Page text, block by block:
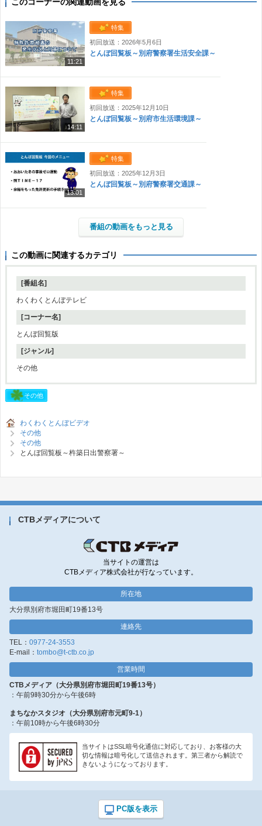
11:21
特集
初回放送：2026年5月6日
とんぼ回覧板～別府警察署生活安全課～
14:11
特集
初回放送：2025年12月10日
とんぼ回覧板～別府市生活環境課～
13:01
特集
初回放送：2025年12月3日
とんぼ回覧板～別府警察署交通課～
番組の動画をもっと見る
この動画に関連するカテゴリ
[番組名]
わくわくとんぼテレビ
[コーナー名]
とんぼ回覧版
[ジャンル]
その他
その他
わくわくとんぼビデオ
その他
その他
とんぼ回覧板～杵築日出警察署～
CTBメディアについて
当サイトの運営は
CTBメディア株式会社が行なっています。
所在地
大分県別府市堀田町19番13号
連絡先
TEL： 0977-24-3553
E-mail： tombo@t-ctb.co.jp
営業時間
CTBメディア（大分県別府市堀田町19番13号）
：午前9時30分から午後6時
まちなかスタジオ（大分県別府市元町9-1）
：午前10時から午後6時30分
当サイトはSSL暗号化通信に対応しており、お客様の大
切な情報は暗号化して送信されます。第三者から解読で
きないようになっております。